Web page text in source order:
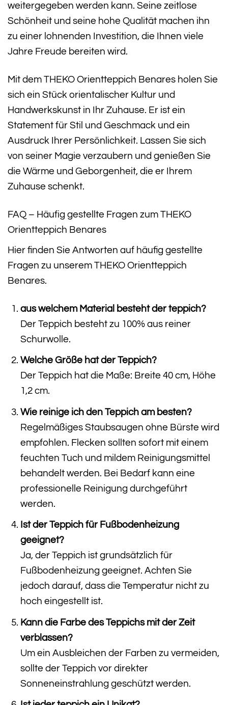
weitergegeben werden kann. Seine zeitlose
Schönheit und seine hohe Qualität machen ihn
zu einer lohnenden Investition, die Ihnen viele
Jahre Freude bereiten wird.
Mit dem THEKO Orientteppich Benares holen Sie
sich ein Stück orientalischer Kultur und
Handwerkskunst in Ihr Zuhause. Er ist ein
Statement für Stil und Geschmack und ein
Ausdruck Ihrer Persönlichkeit. Lassen Sie sich
von seiner Magie verzaubern und genießen Sie
die Wärme und Geborgenheit, die er Ihrem
Zuhause schenkt.
FAQ – Häufig gestellte Fragen zum THEKO
Orientteppich Benares
Hier finden Sie Antworten auf häufig gestellte
Fragen zu unserem THEKO Orientteppich
Benares.
aus welchem Material besteht der teppich?
Der Teppich besteht zu 100% aus reiner
Schurwolle.
Welche Größe hat der Teppich?
Der Teppich hat die Maße: Breite 40 cm, Höhe
1,2 cm.
Wie reinige ich den Teppich am besten?
Regelmäßiges Staubsaugen ohne Bürste wird
empfohlen. Flecken sollten sofort mit einem
feuchten Tuch und mildem Reinigungsmittel
behandelt werden. Bei Bedarf kann eine
professionelle Reinigung durchgeführt
werden.
Ist der Teppich für Fußbodenheizung
geeignet?
Ja, der Teppich ist grundsätzlich für
Fußbodenheizung geeignet. Achten Sie
jedoch darauf, dass die Temperatur nicht zu
hoch eingestellt ist.
Kann die Farbe des Teppichs mit der Zeit
verblassen?
Um ein Ausbleichen der Farben zu vermeiden,
sollte der Teppich vor direkter
Sonneneinstrahlung geschützt werden.